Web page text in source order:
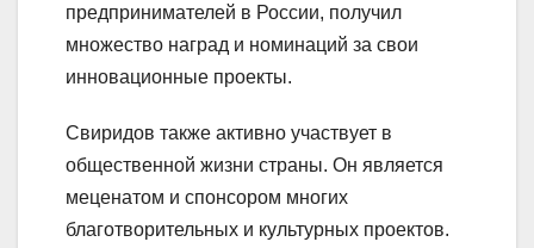
предпринимателей в России, получил
множество наград и номинаций за свои
инновационные проекты.
Свиридов также активно участвует в
общественной жизни страны. Он является
меценатом и спонсором многих
благотворительных и культурных проектов.